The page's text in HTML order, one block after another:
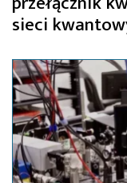
sieci